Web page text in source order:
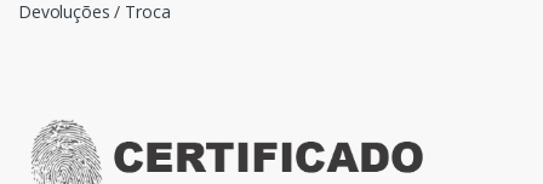
Devoluções / Troca